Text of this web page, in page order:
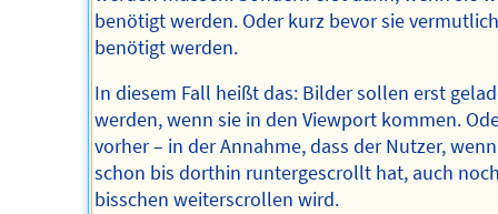
benötigt werden. Oder kurz bevor sie vermutlich
benötigt werden.
In diesem Fall heißt das: Bilder sollen erst
werden, wenn sie in den Viewport kommen.
vorher – in der Annahme, dass der Nutzer,
schon bis dorthin runtergescrollt hat, auch
bisschen weiterscrollen wird.